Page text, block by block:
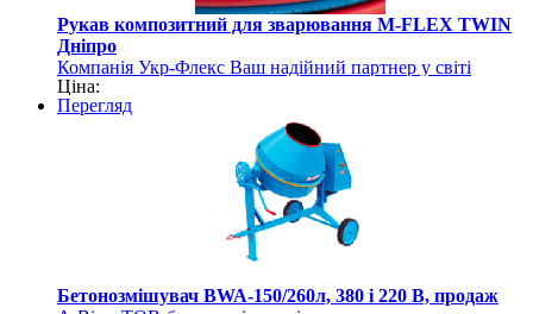
Рукав композитний для зварювання M-FLEX TWIN
Дніпро
Компанія Укр-Флекс Ваш надійний партнер у світі
рукавів та шлангів
Ціна:
Перегляд
Бетонозмішувач BWA-150/260л, 380 і 220 В, продаж